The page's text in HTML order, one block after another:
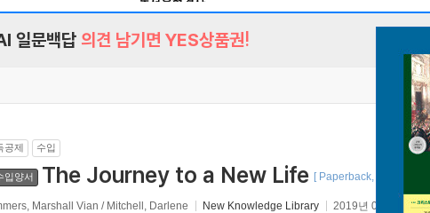
일문백답 의견 남기면 YES상품권!
공제 수입
입양서 The Journey to a New Life [ Paperback, POD 주문
Marshall Vian / Mitchell, Darlene New Knowledge Library 2019년 04월 01일